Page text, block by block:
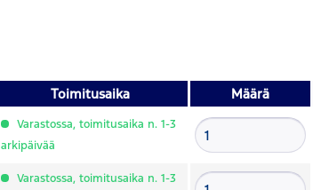
Toimitusaika Määrä
Varastossa, toimitusaika n. 1-3
arkipäivää
Varastossa, toimitusaika n. 1-3